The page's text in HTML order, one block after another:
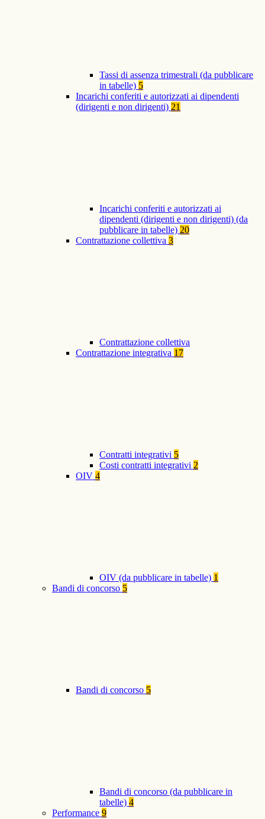
Tassi di assenza trimestrali (da pubblicare
in tabelle) 5
Incarichi conferiti e autorizzati ai dipendenti
(dirigenti e non dirigenti) 21
Incarichi conferiti e autorizzati ai
dipendenti (dirigenti e non dirigenti) (da
pubblicare in tabelle) 20
Contrattazione collettiva 3
Contrattazione collettiva
Contrattazione integrativa 17
Contratti integrativi 5
Costi contratti integrativi 2
OIV 4
OIV (da pubblicare in tabelle) 1
Bandi di concorso 5
Bandi di concorso 5
Bandi di concorso (da pubblicare in
tabelle) 4
Performance 9